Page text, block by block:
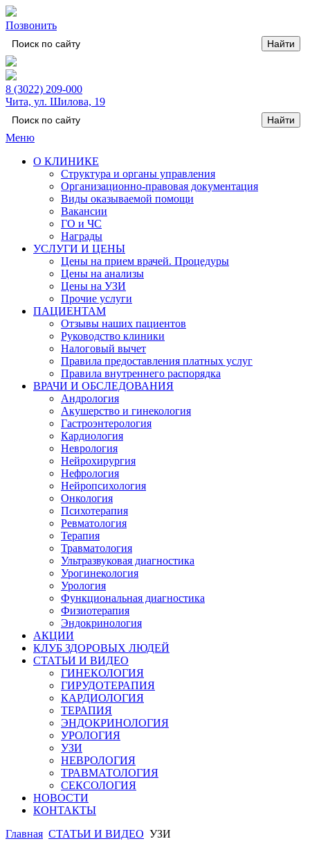
Позвонить
8 (3022) 209-000
Чита, ул. Шилова, 19
Меню
О КЛИНИКЕ
Структура и органы управления
Организационно-правовая документация
Виды оказываемой помощи
Вакансии
ГО и ЧС
Награды
УСЛУГИ И ЦЕНЫ
Цены на прием врачей. Процедуры
Цены на анализы
Цены на УЗИ
Прочие услуги
ПАЦИЕНТАМ
Отзывы наших пациентов
Руководство клиники
Налоговый вычет
Правила предоставления платных услуг
Правила внутреннего распорядка
ВРАЧИ И ОБСЛЕДОВАНИЯ
Андрология
Акушерство и гинекология
Гастроэнтерология
Кардиология
Неврология
Нейрохирургия
Нефрология
Нейропсихология
Онкология
Психотерапия
Ревматология
Терапия
Травматология
Ультразвуковая диагностика
Урогинекология
Урология
Функциональная диагностика
Физиотерапия
Эндокринология
АКЦИИ
КЛУБ ЗДОРОВЫХ ЛЮДЕЙ
СТАТЬИ И ВИДЕО
ГИНЕКОЛОГИЯ
ГИРУДОТЕРАПИЯ
КАРДИОЛОГИЯ
ТЕРАПИЯ
ЭНДОКРИНОЛОГИЯ
УРОЛОГИЯ
УЗИ
НЕВРОЛОГИЯ
ТРАВМАТОЛОГИЯ
СЕКСОЛОГИЯ
НОВОСТИ
КОНТАКТЫ
Главная СТАТЬИ И ВИДЕО УЗИ